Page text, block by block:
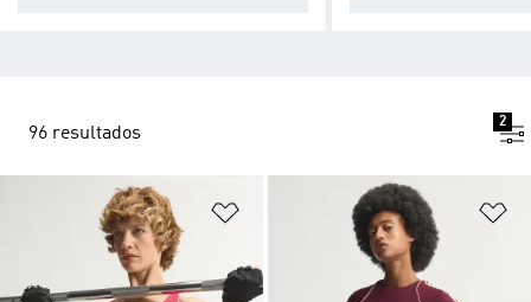
96 resultados
2
Añadir a la lista de deseos